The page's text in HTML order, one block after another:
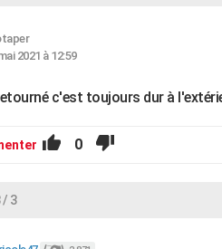
2021 à 12:59
c'est toujours dur à
0
/ 3